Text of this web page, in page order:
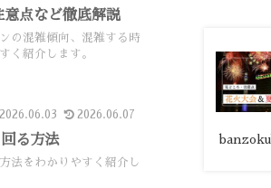
意点など徹底解説
の混雑傾向、混雑する時
く紹介します。
2026.06.03 2026.06.07
る方法
法をわかりやすく紹介し